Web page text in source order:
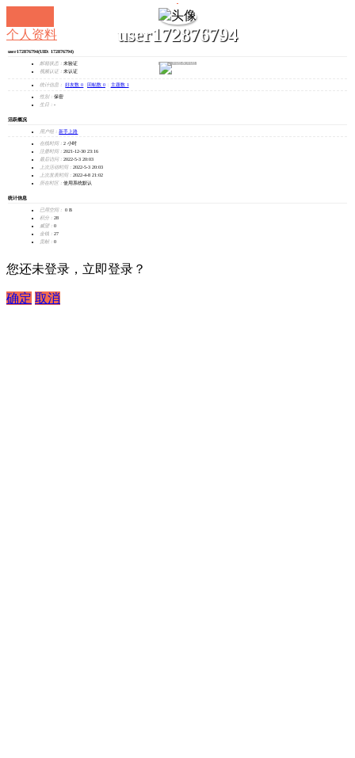
user172876794
发消息
个人资料
user172876794(UID: 172876794)
邮箱状态： 未验证
视频认证： 未认证
统计信息： 好友数 0 回帖数 0 主题数 1
性别： 保密
生日： -
活跃概况
用户组： 新手上路
在线时间： 2 小时
注册时间： 2021-12-30 23:16
最后访问： 2022-5-3 20:03
上次活动时间： 2022-5-3 20:03
上次发表时间： 2022-4-8 21:02
所在时区： 使用系统默认
统计信息
已用空间：
0 B
积分： 28
威望： 0
金钱： 27
贡献： 0
您还未登录，立即登录？
确定 取消